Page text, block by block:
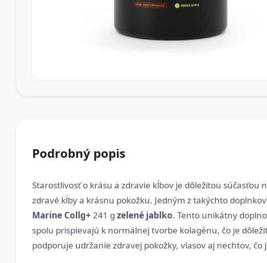
Podrobný popis
Starostlivosť o krásu a zdravie kĺbov je dôležitou
zdravé kĺby a krásnu pokožku. Jedným z takýchto
Marine Collg+ 241 g zelené jablko. Tento unikátny
spolu prispievajú k normálnej tvorbe kolagénu, čo je